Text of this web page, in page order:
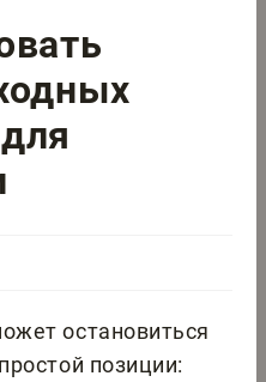
остановиться
позиции: